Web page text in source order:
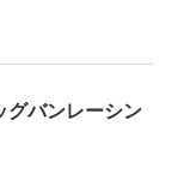
グバンレーシン